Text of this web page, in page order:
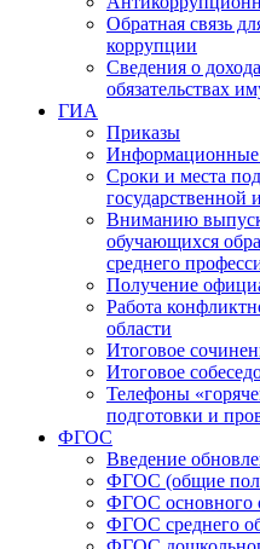
Обратная связь
коррупции
Сведения о
обязательствах
ГИА
Приказы
Информационные
Сроки и места
государственной
Вниманию
обучающихся
среднего
Получение
Работа
области
Итоговое
Итоговое
Телефоны
подготовки и
ФГОС
Введение
ФГОС (общие
ФГОС основного
ФГОС среднего